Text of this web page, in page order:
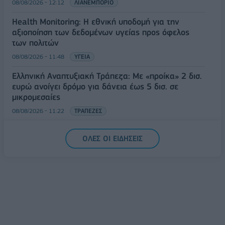
08/08/2026 - 12:12 ΛΙΑΝΕΜΠΟΡΙΟ
Health Monitoring: Η εθνική υποδομή για την
αξιοποίηση των δεδομένων υγείας προς όφελος
των πολιτών
08/08/2026 - 11:48 ΥΓΕΙΑ
Ελληνική Αναπτυξιακή Τράπεζα: Με «προίκα» 2 δισ.
ευρώ ανοίγει δρόμο για δάνεια έως 5 δισ. σε
μικρομεσαίες
08/08/2026 - 11:22 ΤΡΑΠΕΖΕΣ
5G παντού, 6G στον ορίζοντα: Πού βρίσκεται η
Ελλάδα στη μεγάλη τεχνολογική μετάβαση
ΟΛΕΣ ΟΙ ΕΙΔΗΣΕΙΣ